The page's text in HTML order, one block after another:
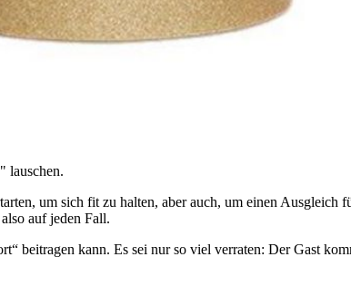
lauschen.
um sich fit zu halten, aber auch, um einen Ausgleich
auf jeden Fall.
beitragen kann. Es sei nur so viel verraten: Der Gast